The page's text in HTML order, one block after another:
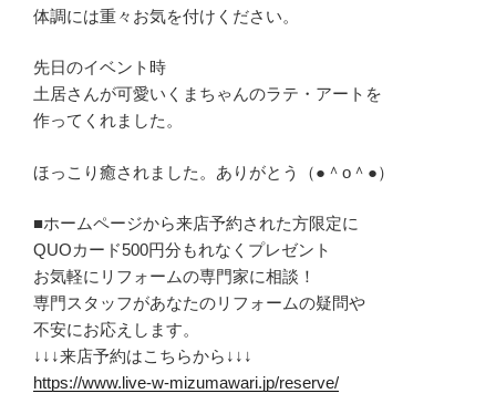
体調には重々お気を付けください。
先日のイベント時
土居さんが可愛いくまちゃんのラテ・アートを
作ってくれました。
ほっこり癒されました。ありがとう（●＾o＾●）
■ホームページから来店予約された方限定に
QUOカード500円分もれなくプレゼント
お気軽にリフォームの専門家に相談！
専門スタッフがあなたのリフォームの疑問や
不安にお応えします。
↓↓↓来店予約はこちらから↓↓↓
https://www.live-w-mizumawari.jp/reserve/